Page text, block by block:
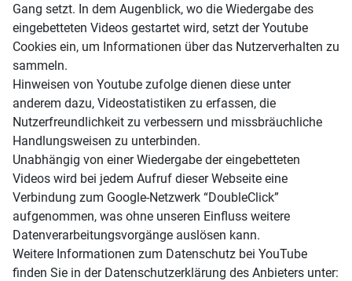
Gang setzt. In dem Augenblick, wo die Wiedergabe des
eingebetteten Videos gestartet wird, setzt der Youtube
Cookies ein, um Informationen über das Nutzerverhalten zu
sammeln.
Hinweisen von Youtube zufolge dienen diese unter
anderem dazu, Videostatistiken zu erfassen, die
Nutzerfreundlichkeit zu verbessern und missbräuchliche
Handlungsweisen zu unterbinden.
Unabhängig von einer Wiedergabe der eingebetteten
Videos wird bei jedem Aufruf dieser Webseite eine
Verbindung zum Google-Netzwerk “DoubleClick”
aufgenommen, was ohne unseren Einfluss weitere
Datenverarbeitungsvorgänge auslösen kann.
Weitere Informationen zum Datenschutz bei YouTube
finden Sie in der Datenschutzerklärung des Anbieters unter: